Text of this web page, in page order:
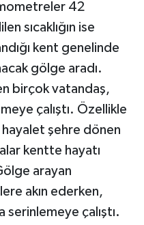
42
sıcaklığın ise
kent genelinde
gölge aradı.
birçok vatandaş,
çalıştı. Özellikle
şehre dönen
kentte hayatı
arayan
akın ederken,
serinlemeye çalıştı.